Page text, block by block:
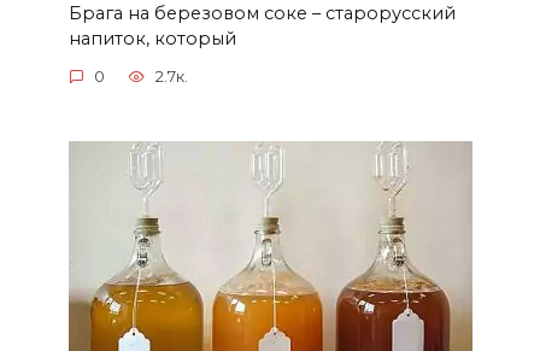
Брага на березовом соке – старорусский
напиток, который
0 2.7к.